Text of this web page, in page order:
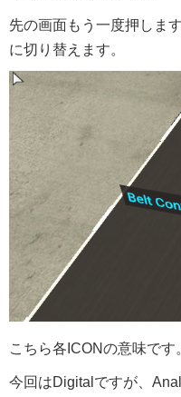
先の画面もう一度押しま
に切り替えます。
こちら各ICONの意味です
今回はDigitalですが、